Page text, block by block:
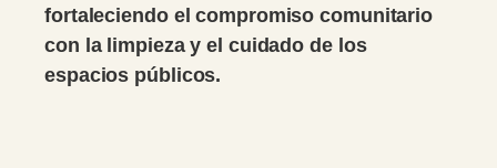
fortaleciendo el compromiso comunitario
con la limpieza y el cuidado de los
espacios públicos.